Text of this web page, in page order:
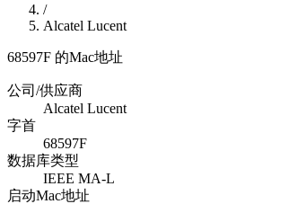
/
Alcatel Lucent
68597F 的Mac地址
公司/供应商
Alcatel Lucent
字首
68597F
数据库类型
IEEE MA-L
启动Mac地址